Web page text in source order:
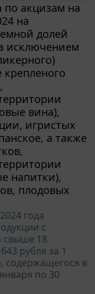
по акцизам на
на
долей
исключением
вина),
игристых
а также
напитки),
плодовых
года
с
свыше 18
рубля за 1
содержащегося в
по 30